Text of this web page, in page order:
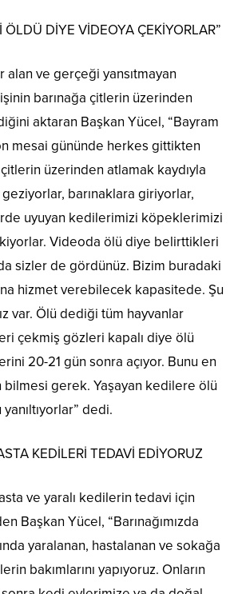
ÖLDÜ DİYE VİDEOYA ÇEKİYORLAR”
alan ve gerçeği yansıtmayan
barınağa çitlerin üzerinden
aktaran Başkan Yücel, “Bayram
mesai gününde herkes gittikten
çitlerin üzerinden atlamak kaydıyla
barınaklara giriyorlar,
uyuyan kedilerimizi köpeklerimizi
Videoda ölü diye belirttikleri
sizler de gördünüz. Bizim buradaki
hizmet verebilecek kapasitede. Şu
var. Ölü dediği tüm hayvanlar
çekmiş gözleri kapalı diye ölü
20-21 gün sonra açıyor. Bunu en
bilmesi gerek. Yaşayan kedilere ölü
dedi.
KEDİLERİ TEDAVİ EDİYORUZ
ve yaralı kedilerin tedavi için
Başkan Yücel, “Barınağımızda
yaralanan, hastalanan ve sokağa
bakımlarını yapıyoruz. Onların